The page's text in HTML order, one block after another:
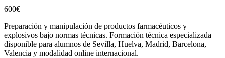
600€
Preparación y manipulación de productos farmacéuticos y
explosivos bajo normas técnicas. Formación técnica especializada
disponible para alumnos de Sevilla, Huelva, Madrid, Barcelona,
Valencia y modalidad online internacional.